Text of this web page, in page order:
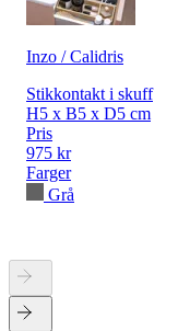
Inzo / Calidris
Stikkontakt i skuff
H5 x B5 x D5 cm
Pris
975 kr
Farger
Grå